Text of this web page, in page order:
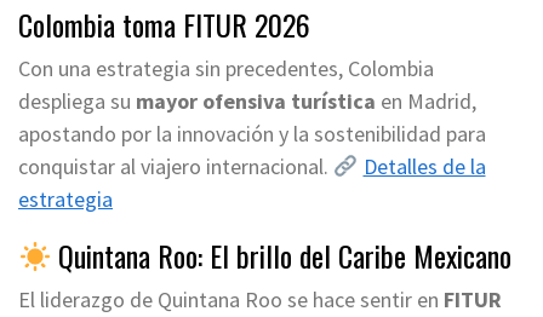
Colombia toma FITUR 2026
Con una estrategia sin precedentes, Colombia
despliega su mayor ofensiva turística en Madrid,
apostando por la innovación y la sostenibilidad para
conquistar al viajero internacional.
Detalles de la
estrategia
Quintana Roo: El brillo del Caribe Mexicano
El liderazgo de Quintana Roo se hace sentir en FITUR